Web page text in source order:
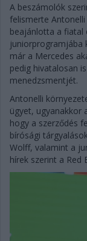
A beszámolók
felismerte
beajánlotta a fiatal
juniorprogramjába
már a Mercedes
pedig hivatalosan
menedzsmentjét.
Antonelli
ügyet, ugyanakkor
hogy a szerződés
bírósági
Wolff, valamint a
hírek szerint a Red